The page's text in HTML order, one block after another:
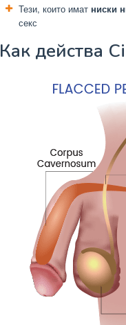
Тези, които имат ниски
секс
Как действа